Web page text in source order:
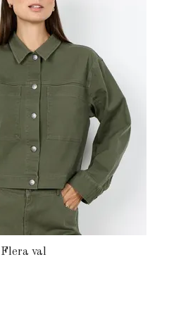
Flera val